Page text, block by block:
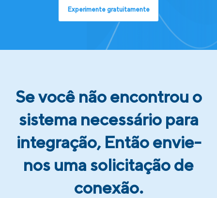
Experimente gratuitamente
Se você não encontrou o
sistema necessário para
integração, Então envie-
nos uma solicitação de
conexão.